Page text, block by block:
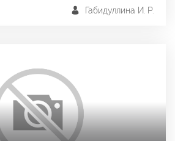
Габидуллина И. Р.